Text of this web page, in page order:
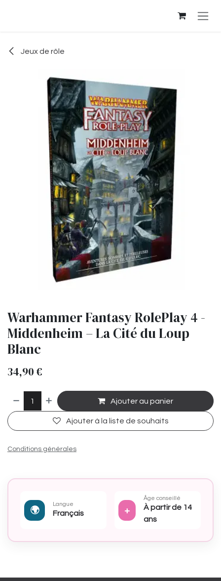
Jeux de rôle
Warhammer Fantasy RolePlay 4 -
Middenheim – La Cité du Loup
Blanc
34,90 €
Ajouter au panier
Ajouter à la liste de souhaits
Conditions générales
🌍
Langue
Français +
Âge conseillé
À partir de 14
ans